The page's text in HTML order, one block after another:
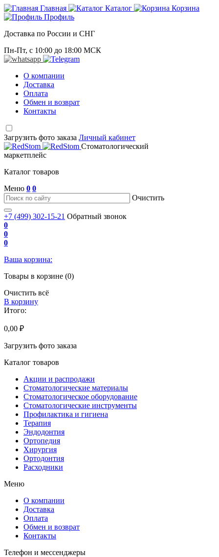
Главная Каталог
Корзина
Профиль
Доставка по России и СНГ
Пн-Пт, с 10:00 до 18:00 МСК
О компании
Доставка
Оплата
Обмен и возврат
Контакты
Загрузить фото заказа Личный кабинет
Стоматологический
маркетплейс
Каталог товаров
Меню 0 0
Очистить
+7 (499) 302-15-21 Обратный звонок
0
0
0
Ваша корзина:
Товары в корзине (0)
Очистить всё
В корзину
Итого:
0,00 ₽
Загрузить фото заказа
Каталог товаров
Акции и распродажи
Стоматологические материалы
Стоматологическое оборудование
Стоматологические инструменты
Профилактика и гигиена
Терапия
Эндодонтия
Ортопедия
Хирургия
Ортодонтия
Расходники
Меню
О компании
Доставка
Оплата
Обмен и возврат
Контакты
Телефон и мессенджеры